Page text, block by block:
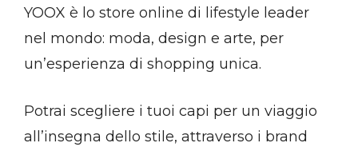
YOOX è lo store online di lifestyle leader
nel mondo: moda, design e arte, per
un’esperienza di shopping unica.
Potrai scegliere i tuoi capi per un viaggio
all’insegna dello stile, attraverso i brand